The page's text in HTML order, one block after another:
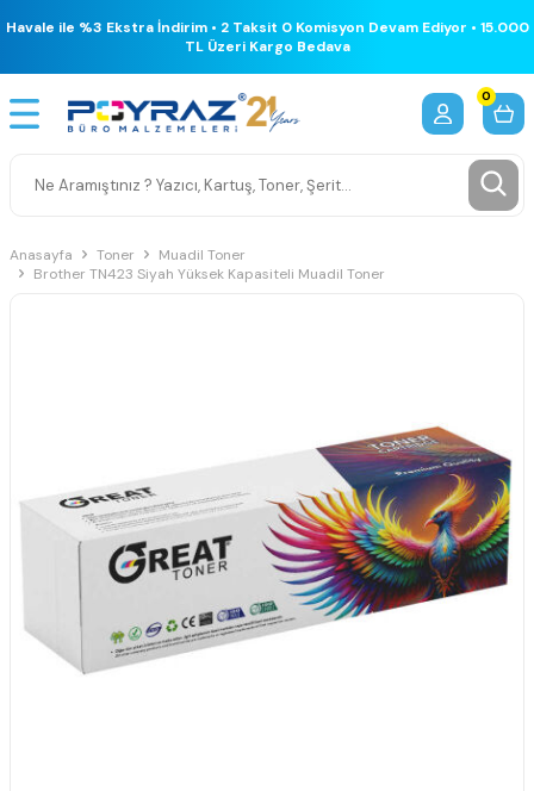
Havale ile %3 Ekstra İndirim • 2 Taksit 0 Komisyon Devam Ediyor • 15.000
TL Üzeri Kargo Bedava
0
Anasayfa Toner
Muadil Toner
Brother TN423 Siyah Yüksek Kapasiteli Muadil Toner